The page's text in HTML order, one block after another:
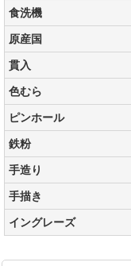
食洗機
原産国
貫入
色むら
ピンホール
鉄粉
手造り
手描き
イングレーズ